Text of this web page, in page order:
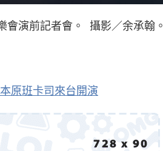
會演前記者會。 攝影／余承翰。
原班卡司來台開演